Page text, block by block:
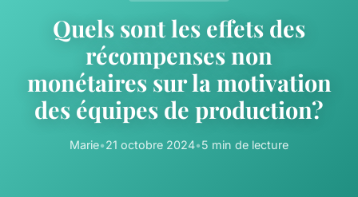
Quels sont les effets des
récompenses non
monétaires sur la motivation
des équipes de production?
Marie•21 octobre 2024•5 min de lecture